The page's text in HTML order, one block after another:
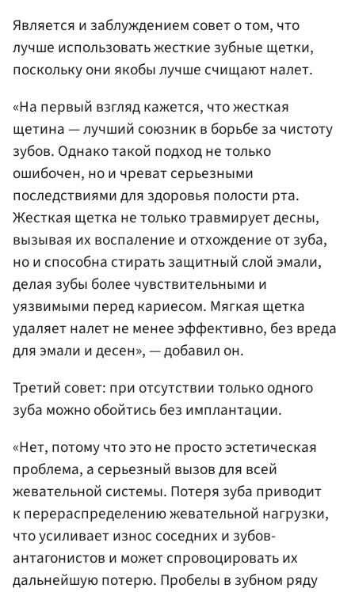
Является и заблуждением совет о том, что
лучше использовать жесткие зубные щетки,
поскольку они якобы лучше счищают налет.
«На первый взгляд кажется, что жесткая
щетина — лучший союзник в борьбе за чистоту
зубов. Однако такой подход не только
ошибочен, но и чреват серьезными
последствиями для здоровья полости рта.
Жесткая щетка не только травмирует десны,
вызывая их воспаление и отхождение от зуба,
но и способна стирать защитный слой эмали,
делая зубы более чувствительными и
уязвимыми перед кариесом. Мягкая щетка
удаляет налет не менее эффективно, без вреда
для эмали и десен», — добавил он.
Третий совет: при отсутствии только одного
зуба можно обойтись без имплантации.
«Нет, потому что это не просто эстетическая
проблема, а серьезный вызов для всей
жевательной системы. Потеря зуба приводит
к перераспределению жевательной нагрузки,
что усиливает износ соседних и зубов-
антагонистов и может спровоцировать их
дальнейшую потерю. Пробелы в зубном ряду